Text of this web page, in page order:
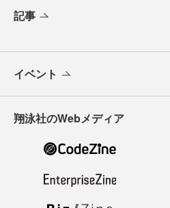
記事
イベント
翔泳社のWebメディア